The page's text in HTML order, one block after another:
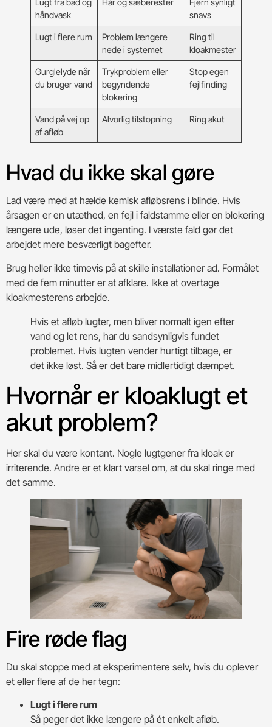
Lugt fra bad og
håndvask
Hår og sæberester
Fjern synligt
snavs
Lugt i flere rum
Problem længere
nede i systemet
Ring til
kloakmester
Gurglelyde når
du bruger vand
Trykproblem eller
begyndende
blokering
Stop egen
fejlfinding
Vand på vej op
af afløb
Alvorlig tilstopning Ring akut
Hvad du ikke skal gøre
Lad være med at hælde kemisk afløbsrens i blinde. Hvis
årsagen er en utæthed, en fejl i faldstamme eller en blokering
længere ude, løser det ingenting. I værste fald gør det
arbejdet mere besværligt bagefter.
Brug heller ikke timevis på at skille installationer ad. Formålet
med de fem minutter er at afklare. Ikke at overtage
kloakmesterens arbejde.
Hvis et afløb lugter, men bliver normalt igen efter
vand og let rens, har du sandsynligvis fundet
problemet. Hvis lugten vender hurtigt tilbage, er
det ikke løst. Så er det bare midlertidigt dæmpet.
Hvornår er kloaklugt et
akut problem?
Her skal du være kontant. Nogle lugtgener fra kloak er
irriterende. Andre er et klart varsel om, at du skal ringe med
det samme.
Fire røde flag
Du skal stoppe med at eksperimentere selv, hvis du oplever
et eller flere af de her tegn:
Lugt i flere rum
Så peger det ikke længere på ét enkelt afløb.